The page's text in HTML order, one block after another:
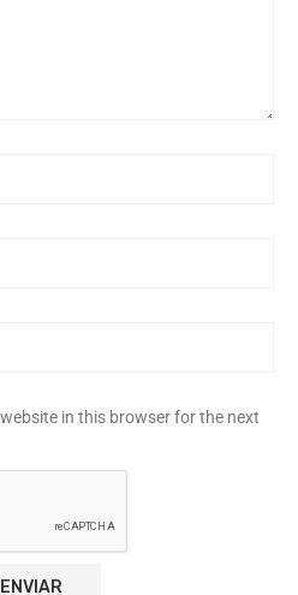
in this browser for the next